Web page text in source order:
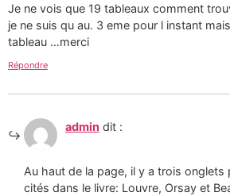
Je ne vois que 19 tableaux comment
je ne suis qu au. 3 eme pour l instant
tableau …merci
Répondre
admin dit :
Au haut de la page, il y a trois onglets
cités dans le livre: Louvre, Orsay et